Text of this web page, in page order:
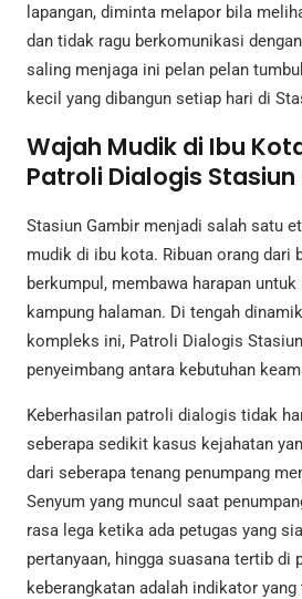
lapangan, diminta melapor bila
dan tidak ragu berkomunikasi
saling menjaga ini pelan pelan
kecil yang dibangun setiap hari di
Wajah Mudik di Ibu
Patroli Dialogis
Stasiun Gambir menjadi salah satu
mudik di ibu kota. Ribuan orang dari
berkumpul, membawa harapan
kampung halaman. Di tengah
kompleks ini, Patroli Dialogis
penyeimbang antara kebutuhan
Keberhasilan patroli dialogis tidak
seberapa sedikit kasus kejahatan
dari seberapa tenang penumpang
Senyum yang muncul saat
rasa lega ketika ada petugas yang
pertanyaan, hingga suasana tertib di
keberangkatan adalah indikator